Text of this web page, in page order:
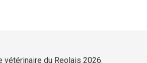
vétérinaire du Reolais 2026.